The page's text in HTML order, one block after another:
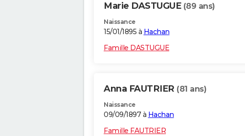
Marie DASTUGUE (89 ans)
Naissance
15/01/1895 à Hachan
Famille DASTUGUE
Anna FAUTRIER (81 ans)
Naissance
09/09/1897 à Hachan
Famille FAUTRIER